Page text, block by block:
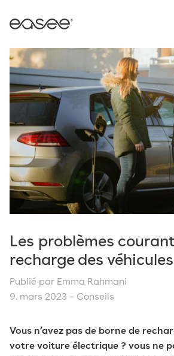
Les problèmes
recharge des
Publié par Emma Rahmani
9. mars 2023 – Conseils
Vous n’avez pas de borne de
votre voiture électrique ? vous ne